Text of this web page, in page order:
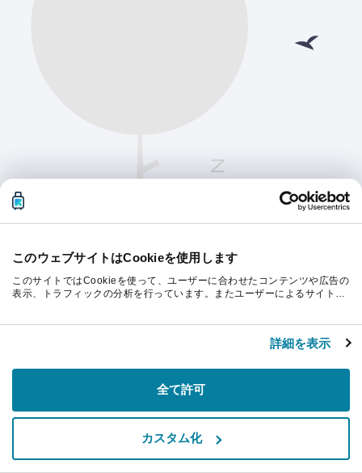
このウェブサイトはCookieを使用します
このサイトではCookieを使って、ユーザーに合わせたコンテンツや広告の
表示、トラフィックの分析を行っています。またユーザーによるサイトの
スを使用した際に収集された情報と組み合わされ、各パートナーによって
詳細を表示
全て許可
カスタム化
続行するにはページを更新してください。
リフレッシュ